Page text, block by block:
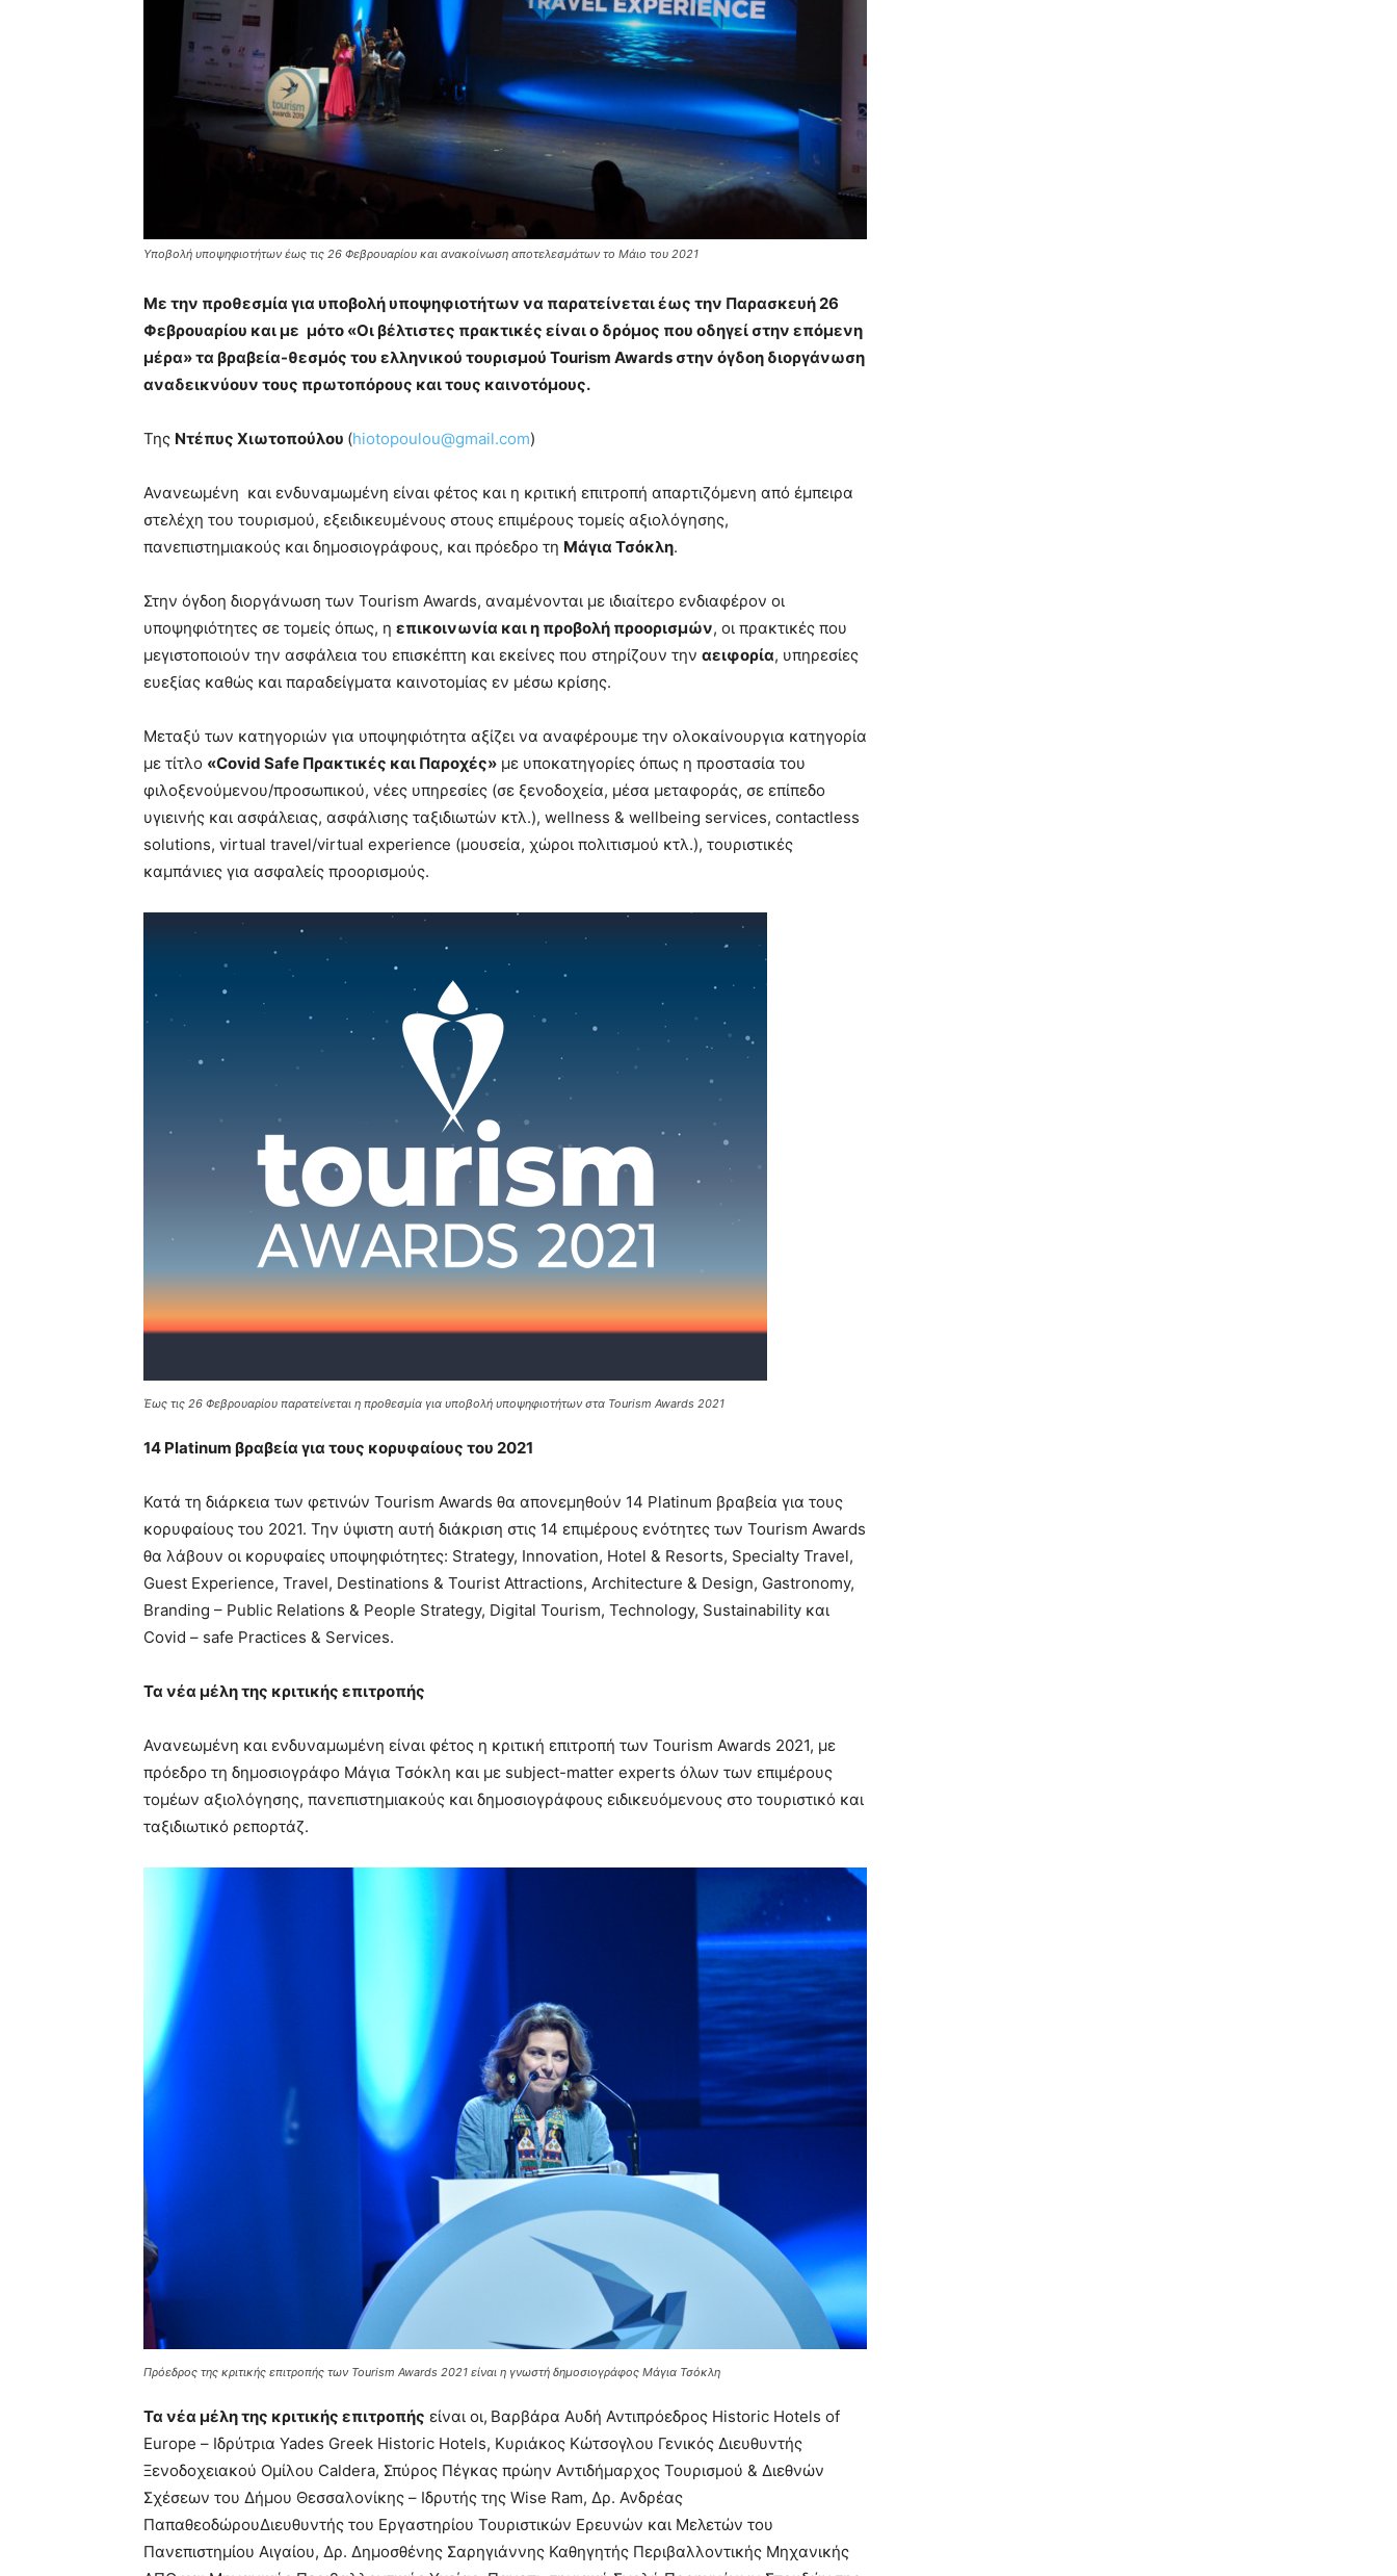
Υποβολή υποψηφιοτήτων έως τις 26 Φεβρουαρίου και ανακοίνωση αποτελεσμάτων το Μάιο του 2021
Με την προθεσμία για υποβολή υποψηφιοτήτων να παρατείνεται έως την Παρασκευή 26
Φεβρουαρίου και με μότο «Οι βέλτιστες πρακτικές είναι ο δρόμος που οδηγεί στην επόμενη
μέρα» τα βραβεία-θεσμός του ελληνικού τουρισμού Tourism Awards στην όγδοη διοργάνωση
αναδεικνύουν τους πρωτοπόρους και τους καινοτόμους.
Της Ντέπυς Χιωτοπούλου (hiotopoulou@gmail.com)
Ανανεωμένη και ενδυναμωμένη είναι φέτος και η κριτική επιτροπή απαρτιζόμενη από έμπειρα
στελέχη του τουρισμού, εξειδικευμένους στους επιμέρους τομείς αξιολόγησης,
πανεπιστημιακούς και δημοσιογράφους, και πρόεδρο τη Μάγια Τσόκλη.
Στην όγδοη διοργάνωση των Tourism Awards, αναμένονται με ιδιαίτερο ενδιαφέρον οι
υποψηφιότητες σε τομείς όπως, η επικοινωνία και η προβολή προορισμών, οι πρακτικές που
μεγιστοποιούν την ασφάλεια του επισκέπτη και εκείνες που στηρίζουν την αειφορία, υπηρεσίες
ευεξίας καθώς και παραδείγματα καινοτομίας εν μέσω κρίσης.
Μεταξύ των κατηγοριών για υποψηφιότητα αξίζει να αναφέρουμε την ολοκαίνουργια κατηγορία
με τίτλο «Covid Safe Πρακτικές και Παροχές» με υποκατηγορίες όπως η προστασία του
φιλοξενούμενου/προσωπικού, νέες υπηρεσίες (σε ξενοδοχεία, μέσα μεταφοράς, σε επίπεδο
υγιεινής και ασφάλειας, ασφάλισης ταξιδιωτών κτλ.), wellness & wellbeing services, contactless
solutions, virtual travel/virtual experience (μουσεία, χώροι πολιτισμού κτλ.), τουριστικές
καμπάνιες για ασφαλείς προορισμούς.
Έως τις 26 Φεβρουαρίου παρατείνεται η προθεσμία για υποβολή υποψηφιοτήτων στα Tourism Awards 2021
14 Platinum βραβεία για τους κορυφαίους του 2021
Κατά τη διάρκεια των φετινών Tourism Awards θα απονεμηθούν 14 Platinum βραβεία για τους
κορυφαίους του 2021. Την ύψιστη αυτή διάκριση στις 14 επιμέρους ενότητες των Tourism Awards
θα λάβουν οι κορυφαίες υποψηφιότητες: Strategy, Innovation, Hotel & Resorts, Specialty Travel,
Guest Experience, Travel, Destinations & Tourist Attractions, Architecture & Design, Gastronomy,
Branding – Public Relations & People Strategy, Digital Tourism, Technology, Sustainability και
Covid – safe Practices & Services.
Τα νέα μέλη της κριτικής επιτροπής
Ανανεωμένη και ενδυναμωμένη είναι φέτος η κριτική επιτροπή των Tourism Awards 2021, με
πρόεδρο τη δημοσιογράφο Μάγια Τσόκλη και με subject-matter experts όλων των επιμέρους
τομέων αξιολόγησης, πανεπιστημιακούς και δημοσιογράφους ειδικευόμενους στο τουριστικό και
ταξιδιωτικό ρεπορτάζ.
Πρόεδρος της κριτικής επιτροπής των Tourism Awards 2021 είναι η γνωστή δημοσιογράφος Μάγια Τσόκλη
Τα νέα μέλη της κριτικής επιτροπής είναι οι, Βαρβάρα Αυδή Αντιπρόεδρος Historic Hotels of
Europe – Ιδρύτρια Yades Greek Historic Hotels, Κυριάκος Κώτσογλου Γενικός Διευθυντής
Ξενοδοχειακού Ομίλου Caldera, Σπύρος Πέγκας πρώην Αντιδήμαρχος Τουρισμού & Διεθνών
Σχέσεων του Δήμου Θεσσαλονίκης – Ιδρυτής της Wise Ram, Δρ. Ανδρέας
ΠαπαθεοδώρουΔιευθυντής του Εργαστηρίου Τουριστικών Ερευνών και Μελετών του
Πανεπιστημίου Αιγαίου, Δρ. Δημοσθένης Σαρηγιάννης Καθηγητής Περιβαλλοντικής Μηχανικής